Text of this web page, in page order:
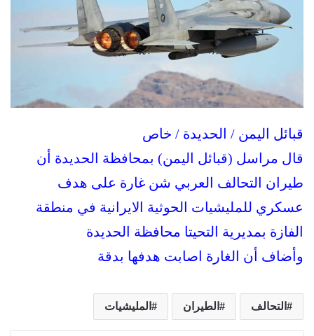
قبائل اليمن / الحديدة / خاص
قال مراسل (قبائل اليمن) بمحافظة الحديدة أن
طيران التحالف العربي شن غارة على هدف
عسكري للمليشيات الحوثية الايرانية في منطقة
الفازة بمديرية التحيتا محافظة الحديدة
وأضاف أن الغارة اصابت هدفها بدقة
التحالف الطيران المليشيات